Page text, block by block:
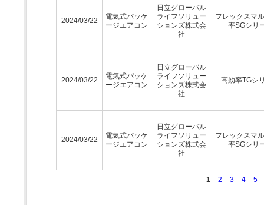
2024/03/22
電気式パッケ
ージエアコン
日立グローバル
ライフソリュー
ションズ株式会
社
フレックスマ
率SGシリ
2024/03/22
電気式パッケ
ージエアコン
日立グローバル
ライフソリュー
ションズ株式会
社
高効率TGシ
2024/03/22
電気式パッケ
ージエアコン
日立グローバル
ライフソリュー
ションズ株式会
社
フレックスマ
率SGシリ
1 2 3 4 5